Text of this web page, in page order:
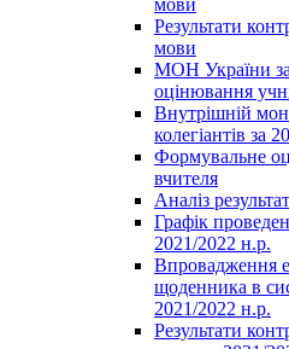
мови
Результати
мови
МОН України
оцінювання
Внутрішній
колегіантів за
Формувальне
вчителя
Аналіз
Графік
2021/2022 н.р.
Впровадження
щоденника в
2021/2022 н.р.
Результати